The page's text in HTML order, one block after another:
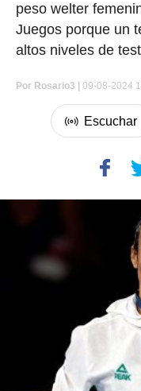
peso welter
Juegos porque un
altos niveles de
Por Rosario3 | 09-08-2024